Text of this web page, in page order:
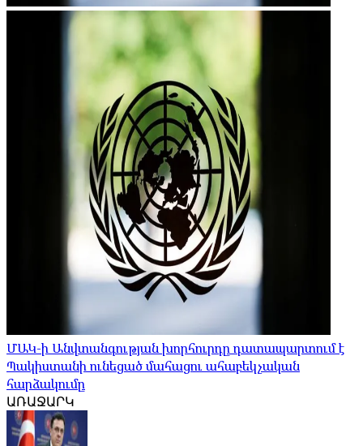
ՄԱԿ-ի Անվտանգության խորհուրդը դատապարտում է
Պակիստանի ունեցած մահացու ահաբեկչական
հարձակումը
ԱՌԱՋԱՐԿ